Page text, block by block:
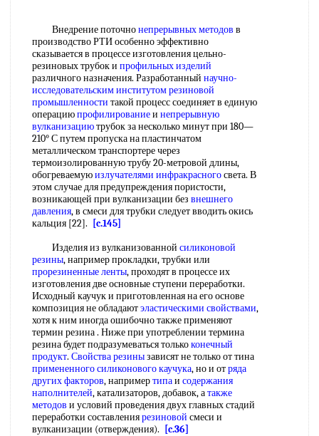
Внедрение поточнонепрерывных методов в
производство РТИ особенно эффективно
сказывается в процессе изготовления цельно-
резиновых трубок и профильных изделий
различного назначения. Разработанный научно-
исследовательским институтомрезиновой
промышленности такой процесс соединяет в единую
операциюпрофилированиеи непрерывную
вулканизациютрубок за несколько минут при 180—
210° С путем пропуска на пластинчатом
металлическом транспортере через
термоизолированную трубу 20-метровой длины,
обогреваемуюизлучателями инфракрасногосвета. В
этом случае для предупреждения пористости,
возникающей при вулканизации без внешнего
давления, в смеси для трубки следует вводить окись
кальция [22].
[c.145]
Изделия из вулканизованной силиконовой
резины, например прокладки, трубки или
прорезиненные ленты, проходят в процессе их
изготовления две основные ступени переработки.
Исходный каучук и приготовленная на его основе
композиция не обладаютэластическими свойствами,
хотя к ним иногда ошибочно также применяют
термин резина . Ниже при употреблении термина
резина будет подразумеваться толькоконечный
продукт. Свойства резинызависят не только от тина
примененного силиконового каучука, но и отряда
других факторов, напримертипаи содержания
наполнителей, катализаторов, добавок, атакже
методов и условий проведения двух главных стадий
переработки составлениярезиновой смеси и
вулканизации (отверждения).
[c.36]